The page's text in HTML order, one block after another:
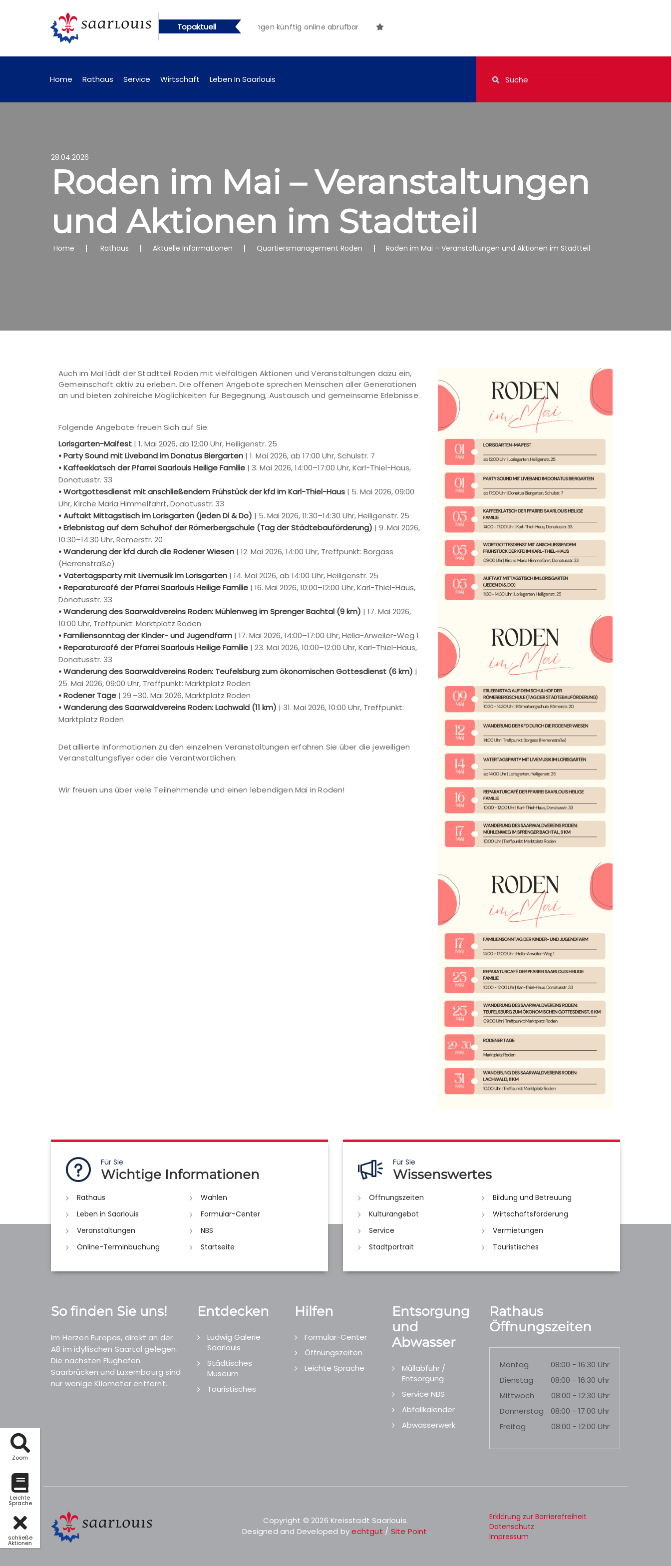
Zoom
Leichte
Sprache
schließe
Aktionen
Topaktuell
künftig online abrufbar Öffentliche Bekanntmachungen künftig online abrufbar
Home Rathaus Service Wirtschaft Leben In Saarlouis
28.04.2026
Roden im Mai – Veranstaltungen
und Aktionen im Stadtteil
Home Rathaus Aktuelle Informationen Quartiersmanagement Roden Roden im Mai – Veranstaltungen und Aktionen im Stadtteil
Auch im Mai lädt der Stadtteil Roden mit vielfältigen Aktionen und Veranstaltungen dazu ein,
Gemeinschaft aktiv zu erleben. Die offenen Angebote sprechen Menschen aller Generationen
an und bieten zahlreiche Möglichkeiten für Begegnung, Austausch und gemeinsame Erlebnisse.
Folgende Angebote freuen Sich auf Sie:
Lorisgarten-Maifest | 1. Mai 2026, ab 12:00 Uhr, Heiligenstr. 25
• Party Sound mit Liveband im Donatus Biergarten | 1. Mai 2026, ab 17:00 Uhr, Schulstr. 7
• Kaffeeklatsch der Pfarrei Saarlouis Heilige Familie | 3. Mai 2026, 14:00–17:00 Uhr, Karl-Thiel-Haus,
Donatusstr. 33
• Wortgottesdienst mit anschließendem Frühstück der kfd im Karl-Thiel-Haus | 5. Mai 2026, 09:00
Uhr, Kirche Maria Himmelfahrt, Donatusstr. 33
• Auftakt Mittagstisch im Lorisgarten (jeden Di & Do) | 5. Mai 2026, 11:30–14:30 Uhr, Heiligenstr. 25
• Erlebnistag auf dem Schulhof der Römerbergschule (Tag der Städtebauförderung) | 9. Mai 2026,
10:30–14:30 Uhr, Römerstr. 20
• Wanderung der kfd durch die Rodener Wiesen | 12. Mai 2026, 14:00 Uhr, Treffpunkt: Borgass
(Herrenstraße)
• Vatertagsparty mit Livemusik im Lorisgarten | 14. Mai 2026, ab 14:00 Uhr, Heiligenstr. 25
• Reparaturcafé der Pfarrei Saarlouis Heilige Familie | 16. Mai 2026, 10:00–12:00 Uhr, Karl-Thiel-Haus,
Donatusstr. 33
• Wanderung des Saarwaldvereins Roden: Mühlenweg im Sprenger Bachtal (9 km) | 17. Mai 2026,
10:00 Uhr, Treffpunkt: Marktplatz Roden
• Familiensonntag der Kinder- und Jugendfarm | 17. Mai 2026, 14:00–17:00 Uhr, Hella-Arweiler-Weg 1
• Reparaturcafé der Pfarrei Saarlouis Heilige Familie | 23. Mai 2026, 10:00–12:00 Uhr, Karl-Thiel-Haus,
Donatusstr. 33
• Wanderung des Saarwaldvereins Roden: Teufelsburg zum ökonomischen Gottesdienst (6 km) |
25. Mai 2026, 09:00 Uhr, Treffpunkt: Marktplatz Roden
• Rodener Tage | 29.–30. Mai 2026, Marktplatz Roden
• Wanderung des Saarwaldvereins Roden: Lachwald (11 km) | 31. Mai 2026, 10:00 Uhr, Treffpunkt:
Marktplatz Roden
Detaillierte Informationen zu den einzelnen Veranstaltungen erfahren Sie über die jeweiligen
Veranstaltungsflyer oder die Verantwortlichen.
Wir freuen uns über viele Teilnehmende und einen lebendigen Mai in Roden!
Für Sie
Wichtige Informationen
Rathaus
Wahlen
Leben in Saarlouis
Formular-Center
Veranstaltungen
NBS
Online-Terminbuchung
Startseite
Für Sie
Wissenswertes
Öffnungszeiten
Bildung und Betreuung
Kulturangebot
Wirtschaftsförderung
Service
Vermietungen
Stadtportrait
Touristisches
So finden Sie uns!
Im Herzen Europas, direkt an der
A8 im idyllischen Saartal gelegen.
Die nächsten Flughäfen
Saarbrücken und Luxembourg sind
nur wenige Kilometer entfernt.
Entdecken
Ludwig Galerie
Saarlouis
Städtisches
Museum
Touristisches
Hilfen
Formular-Center
Öffnungszeiten
Leichte Sprache
Entsorgung
und
Abwasser
Müllabfuhr /
Entsorgung
Service NBS
Abfallkalender
Abwasserwerk
Rathaus
Öffnungszeiten
Montag
08:00 - 16:30 Uhr
Dienstag
08:00 - 16:30 Uhr
Mittwoch
08:00 - 12:30 Uhr
Donnerstag
08:00 - 17:00 Uhr
Freitag
08:00 - 12:00 Uhr
Copyright © 2026 Kreisstadt Saarlouis.
Designed and Developed byechtgut / Site Point.
Erklärung zur Barrierefreiheit
Datenschutz
Impressum